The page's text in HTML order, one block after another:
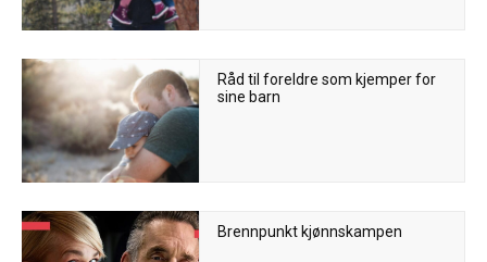
Råd til foreldre som kjemper for
sine barn
Brennpunkt kjønnskampen